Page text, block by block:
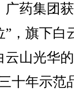
药集团获
，旗下白
云山光华
十年示范